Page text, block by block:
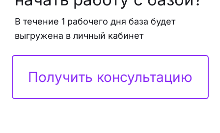
В течение 1 рабочего дня база будет
выгружена в личный кабинет
Получить консультацию